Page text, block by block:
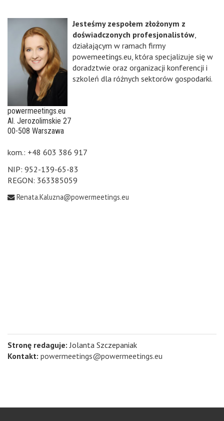
Jesteśmy zespołem złożonym z
doświadczonych profesjonalistów
działającym w ramach firmy
powemeetings.eu, która specjalizuje się w
doradztwie oraz organizacji konferencji i
szkoleń dla różnych sektorów gospodarki.
powermeetings.eu
Al. Jerozolimskie 27
00-508 Warszawa
kom.: +48 603 386 917
NIP: 952-139-65-83
REGON: 363385059
Renata.Kaluzna@powermeetings.eu
Stronę redaguje: Jolanta Szczepaniak
Kontakt: powermeetings@powermeetings.eu